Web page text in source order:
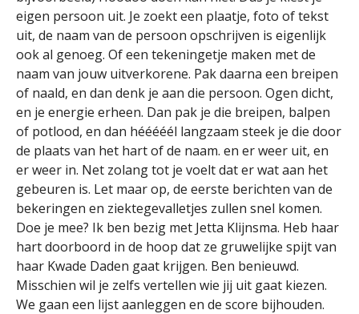
eigen persoon uit. Je zoekt een plaatje, foto of tekst
uit, de naam van de persoon opschrijven is eigenlijk
ook al genoeg. Of een tekeningetje maken met de
naam van jouw uitverkorene. Pak daarna een breipen
of naald, en dan denk je aan die persoon. Ogen dicht,
en je energie erheen. Dan pak je die breipen, balpen
of potlood, en dan hééééél langzaam steek je die door
de plaats van het hart of de naam. en er weer uit, en
er weer in. Net zolang tot je voelt dat er wat aan het
gebeuren is. Let maar op, de eerste berichten van de
bekeringen en ziektegevalletjes zullen snel komen.
Doe je mee? Ik ben bezig met Jetta Klijnsma. Heb haar
hart doorboord in de hoop dat ze gruwelijke spijt van
haar Kwade Daden gaat krijgen. Ben benieuwd.
Misschien wil je zelfs vertellen wie jij uit gaat kiezen.
We gaan een lijst aanleggen en de score bijhouden.